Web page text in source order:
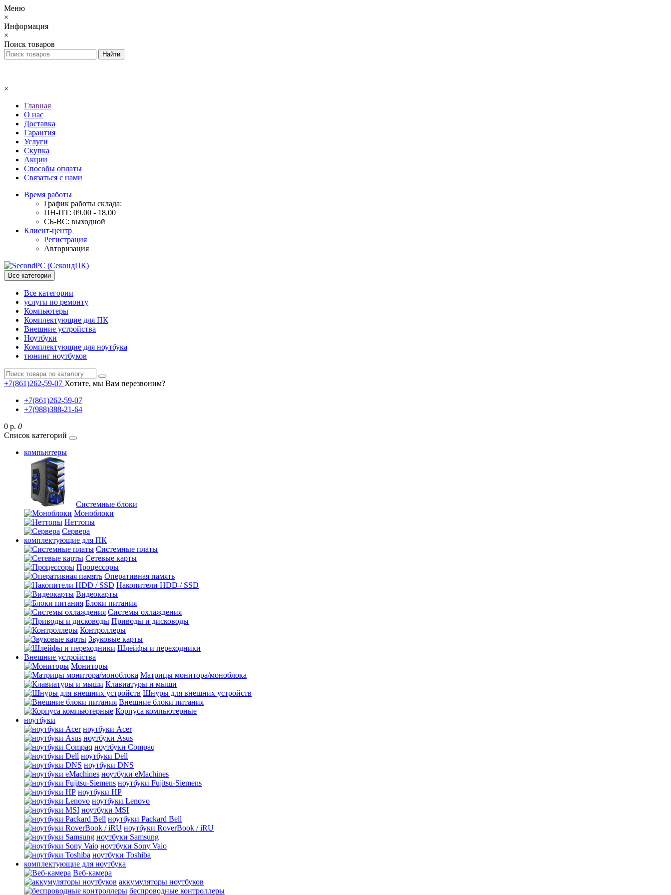
Меню
×
Информация
×
Поиск товаров
×
Главная
О нас
Доставка
Гарантия
Услуги
Скупка
Акции
Способы оплаты
Связаться с нами
Время работы
График работы склада:
ПН-ПТ: 09.00 - 18.00
СБ-ВС: выходной
Клиент-центр
Регистрация
Авторизация
Все категории
Все категории
услуги по ремонту
Компьютеры
Комплектующие для ПК
Внешние устройства
Ноутбуки
Комплектующие для ноутбука
тюнинг ноутбуков
+7(861)262-59-07 Хотите, мы Вам перезвоним?
+7(861)262-59-07
+7(988)388-21-64
0 р. 0
Список категорий
компьютеры
Системные блоки
Моноблоки
Неттопы
Сервера
комплектующие для ПК
Cистемные платы
Сетевые карты
Процесcоры
Оперативная память
Накопители HDD / SSD
Видеокарты
Блоки питания
Системы охлаждения
Приводы и дисководы
Контроллеры
Звуковые карты
Шлейфы и переходники
Внешние устройства
Мониторы
Матрицы монитора/моноблока
Клавиатуры и мыши
Шнуры для внешних устройств
Внешние блоки питания
Корпуса компьютерные
ноутбуки
ноутбуки Acer
ноутбуки Asus
ноутбуки Compaq
ноутбуки Dell
ноутбуки DNS
ноутбуки eMachines
ноутбуки Fujitsu-Siemens
ноутбуки HP
ноутбуки Lenovo
ноутбуки MSI
ноутбуки Packard Bell
ноутбуки RoverBook / iRU
ноутбуки Samsung
ноутбуки Sony Vaio
ноутбуки Toshiba
комплектующие для ноутбука
Веб-камера
аккумуляторы ноутбуков
беспроводные контроллеры